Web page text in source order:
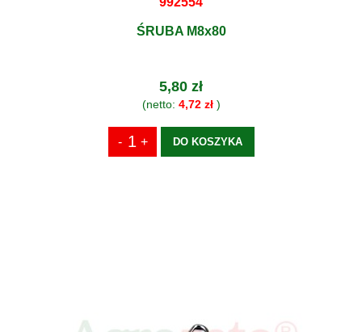
ŚRUBA M8x80
5,80 zł
(netto: 4,72 zł)
DO KOSZYKA